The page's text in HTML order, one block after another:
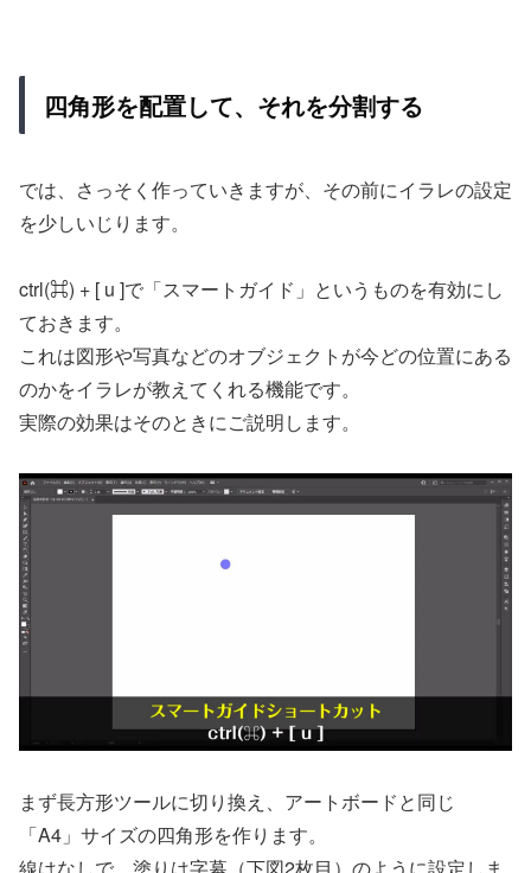
四角形を配置して、それを分割する
では、さっそく作っていきますが、その前にイラレの設定
を少しいじります。
ctrl(⌘) + [ u ]で「スマートガイド」というものを有効にし
ておきます。
これは図形や写真などのオブジェクトが今どの位置にある
のかをイラレが教えてくれる機能です。
実際の効果はそのときにご説明します。
まず長方形ツールに切り換え、アートボードと同じ
「A4」サイズの四角形を作ります。